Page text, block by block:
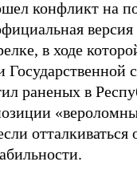
конфликт на
версия
в ходе
раненых в